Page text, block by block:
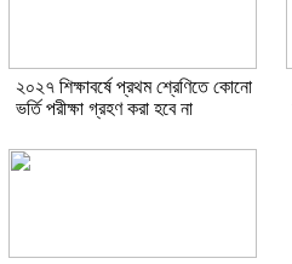
২০২৭ শিক্ষাবর্ষে প্রথম শ্রেণিতে কোনো
ভর্তি পরীক্ষা গ্রহণ করা হবে না